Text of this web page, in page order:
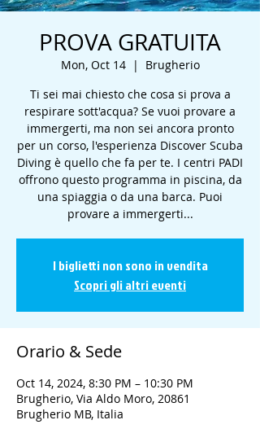
PROVA GRATUITA
Mon, Oct 14
  |
Brugherio
Ti sei mai chiesto che cosa si prova a
respirare sott'acqua? Se vuoi provare a
immergerti, ma non sei ancora pronto
per un corso, l'esperienza Discover Scuba
Diving è quello che fa per te. I centri PADI
offrono questo programma in piscina, da
una spiaggia o da una barca. Puoi
provare a immergerti...
I biglietti non sono in vendita
Scopri gli altri eventi
Orario & Sede
Oct 14, 2024, 8:30 PM – 10:30 PM
Brugherio, Via Aldo Moro, 20861
Brugherio MB, Italia